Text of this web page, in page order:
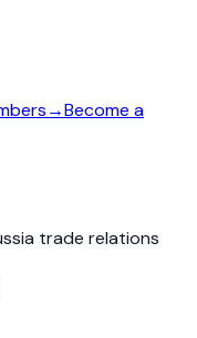
→Become a
trade relations